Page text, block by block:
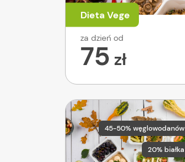
Dieta Vege
za dzień od
75 zł
45-50% węglowodanów
20% białka